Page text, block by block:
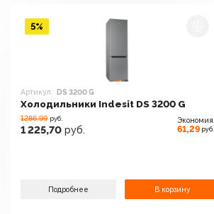
Артикул: DS 3200 G
Холодильники Indesit DS 3200 G
1286.99 руб.
1 225,70 руб.
Экономия
61,29 руб.
Подробнее В корзину
5%